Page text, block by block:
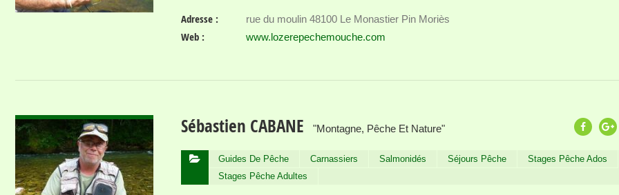
Adresse : rue du moulin 48100 Le Monastier Pin Moriès
Web : www.lozerepechemouche.com
Sébastien CABANE "Montagne, Pêche Et Nature"
Guides De Pêche Carnassiers Salmonidés Séjours Pêche
Stages Pêche Ados
Stages Pêche Adultes